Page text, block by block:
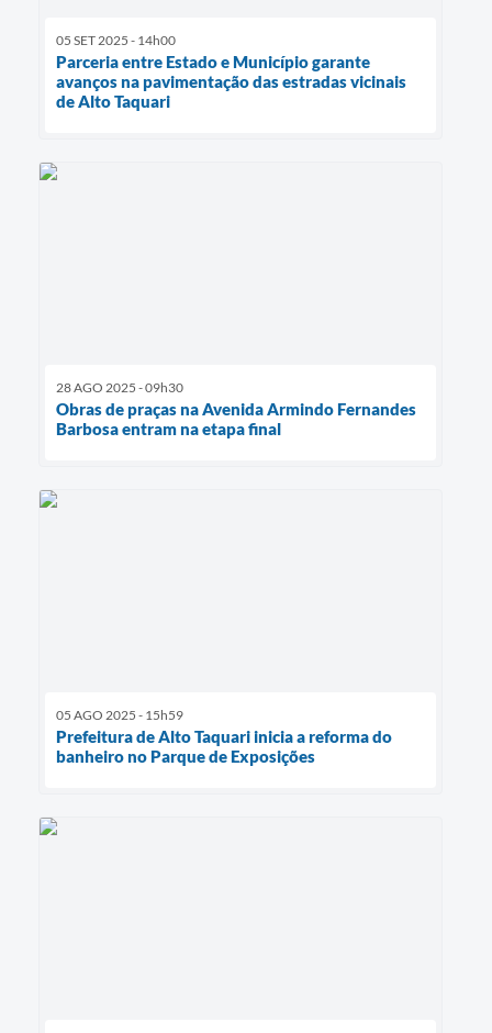
05 SET 2025 - 14h00
Parceria entre Estado e Município garante
avanços na pavimentação das estradas vicinais
de Alto Taquari
28 AGO 2025 - 09h30
Obras de praças na Avenida Armindo Fernandes
Barbosa entram na etapa final
05 AGO 2025 - 15h59
Prefeitura de Alto Taquari inicia a reforma do
banheiro no Parque de Exposições